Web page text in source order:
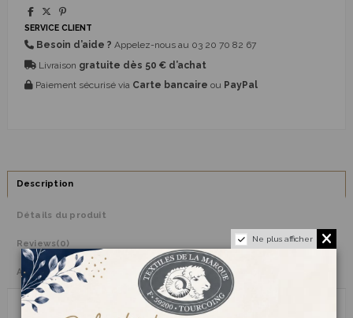
SERVICE CLIENT
Besoin d’aide ? Appelez-nous au 03 20 70 82 67
Livraison gratuite dès 50 € d’achat
Paiement sécurisé via Carte bancaire ou PayPal
Description
Détails du produit
Reviews(0)
Avis clients
KASHWOOL cest la laine mérinos dans toute sa splendeur : douce,
Ne plus afficher